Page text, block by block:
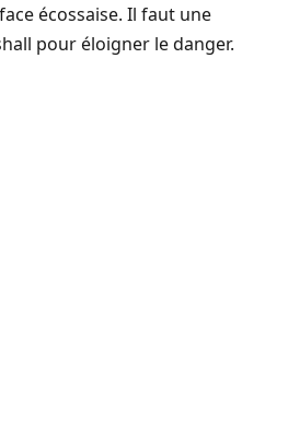
écossaise. Il faut une
pour éloigner le danger.